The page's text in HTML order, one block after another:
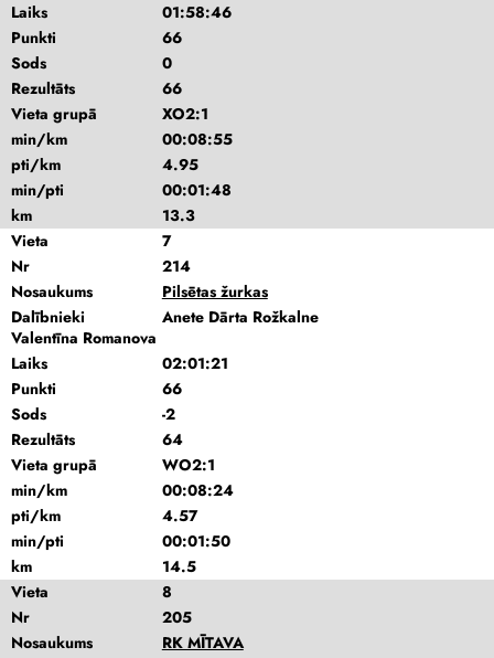
Laiks
01:58:46
Punkti
66
Sods
0
Rezultāts
66
Vieta grupā
XO2:1
min/km
00:08:55
pti/km
4.95
min/pti
00:01:48
km
13.3
Vieta
7
Nr
214
Nosaukums
Pilsētas žurkas
Dalībnieki
Anete Dārta Rožkalne
Valentīna Romanova
Laiks
02:01:21
Punkti
66
Sods
-2
Rezultāts
64
Vieta grupā
WO2:1
min/km
00:08:24
pti/km
4.57
min/pti
00:01:50
km
14.5
Vieta
8
Nr
205
Nosaukums
RK MĪTAVA